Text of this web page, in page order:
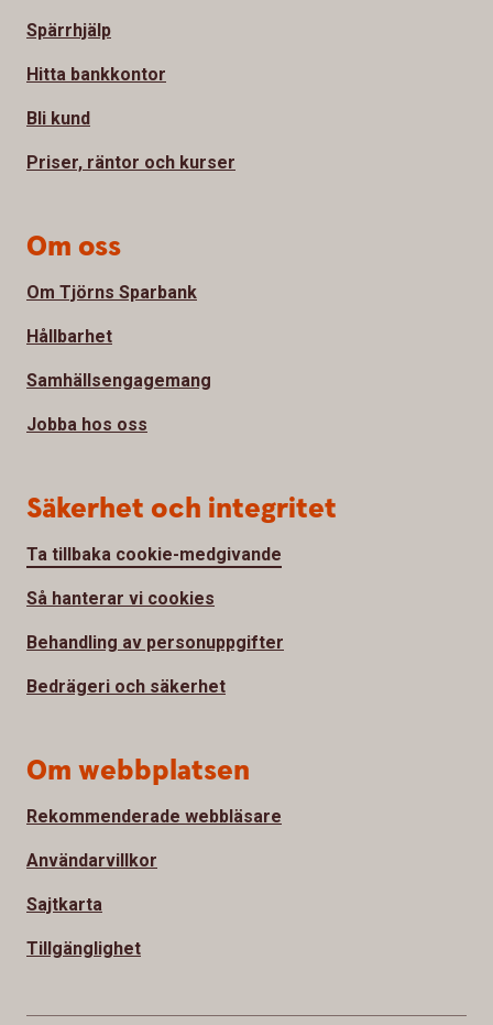
Spärrhjälp
Hitta bankkontor
Bli kund
Priser, räntor och kurser
Om oss
Om Tjörns Sparbank
Hållbarhet
Samhällsengagemang
Jobba hos oss
Säkerhet och integritet
Ta tillbaka cookie-medgivande
Så hanterar vi cookies
Behandling av personuppgifter
Bedrägeri och säkerhet
Om webbplatsen
Rekommenderade webbläsare
Användarvillkor
Sajtkarta
Tillgänglighet